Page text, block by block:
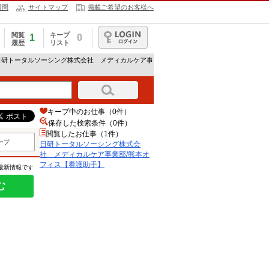
問 サイトマップ 掲載ご希望のお客様へ
閲覧
履歴
1
キープ
リスト
0
ログイン
トータルソーシング株式会社 メディカルケア事
プ
新情報です
キープ中のお仕事（0件）
保存した検索条件（0件）
閲覧したお仕事（1件）
日研トータルソーシング株式会
社 メディカルケア事業部/熊本オ
フィス【看護助手】